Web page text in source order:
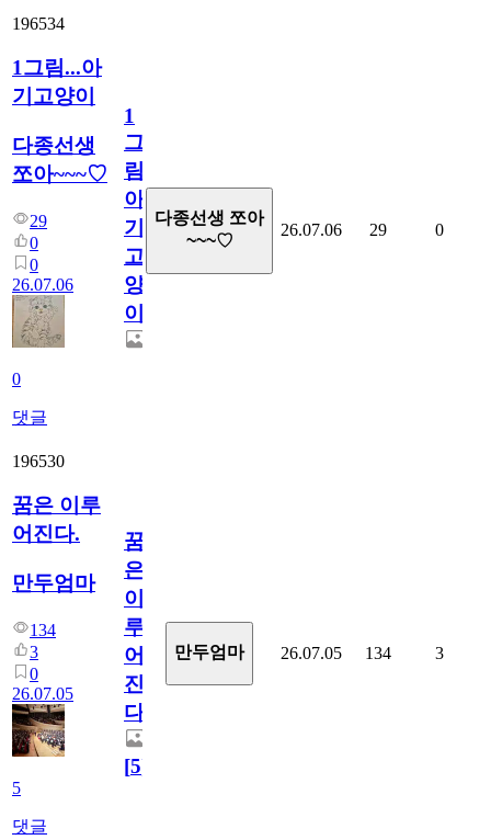
196534
1그림...아
기고양이
다종선생
쪼아~~~♡
29
0
0
26.07.06
0
댓글
1
그
림...
아
기
고
양
이
다종선생 쪼아
~~~♡
26.07.06 29 0
196530
꿈은 이루
어진다.
만두엄마
134
3
0
26.07.05
5
댓글
꿈
은
이
루
어
진
다.
[5]
만두엄마 26.07.05 134 3